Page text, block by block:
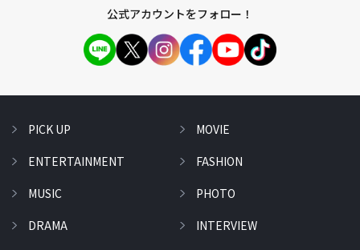
公式アカウントをフォロー！
PICK UP
ENTERTAINMENT
MUSIC
DRAMA
MOVIE
FASHION
PHOTO
INTERVIEW